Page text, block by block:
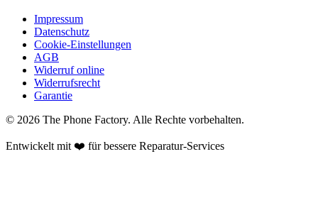
Impressum
Datenschutz
Cookie-Einstellungen
AGB
Widerruf online
Widerrufsrecht
Garantie
© 2026 The Phone Factory. Alle Rechte vorbehalten.
Entwickelt mit ❤️ für bessere Reparatur-Services